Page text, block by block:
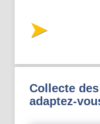
Collecte
adaptez-